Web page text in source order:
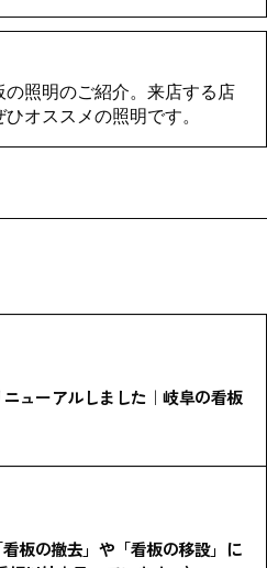
照明のご紹介。来店する店
オススメの照明です。
ニューアルしました｜岐阜の看板
板の撤去」や「看板の移設」に